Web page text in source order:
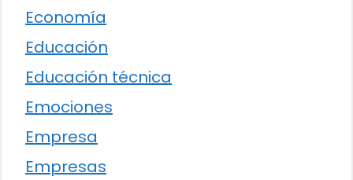
Economía
Educación
Educación técnica
Emociones
Empresa
Empresas